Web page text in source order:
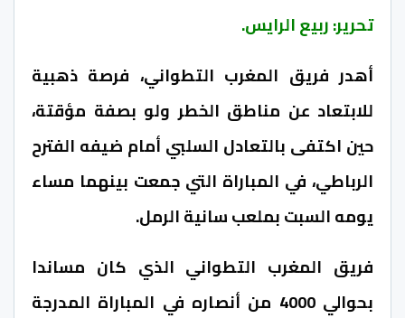
تحرير: ربيع الرايس.
أهدر فريق المغرب التطواني، فرصة ذهبية
للابتعاد عن مناطق الخطر ولو بصفة مؤقتة،
حين اكتفى بالتعادل السلبي أمام ضيفه الفترح
الرباطي، في المباراة التي جمعت بينهما مساء
يومه السبت بملعب سانية الرمل.
فريق المغرب التطواني الذي كان مساندا
بحوالي 4000 من أنصاره في المباراة المدرجة